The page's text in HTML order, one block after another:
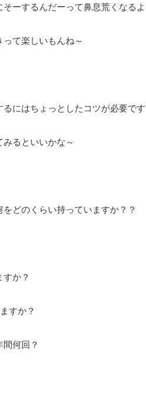
そーするんだーって鼻息荒くなる
て楽しいもんね～
るにはちょっとしたコツが必要で
るといいかな～
どのくらい持っていますか？？
すか？
すか？
何回？